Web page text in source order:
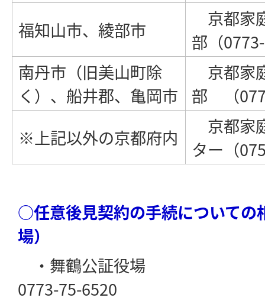
福知山市、綾部市
京都家
部（
南丹市（旧美山町除
く）、船井郡、亀岡市
京都家
部 （
※上記以外の京都府内
京都家
ター（
○任意後見契約の手続についての
場）
・舞鶴公証
0773-75-6520